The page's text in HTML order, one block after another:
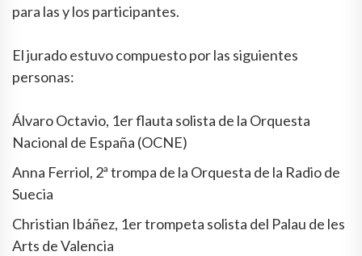
para las y los participantes.
El jurado estuvo compuesto por las siguientes
personas:
Álvaro Octavio, 1er flauta solista de la Orquesta
Nacional de España (OCNE)
Anna Ferriol, 2ª trompa de la Orquesta de la Radio de
Suecia
Christian Ibáñez, 1er trompeta solista del Palau de les
Arts de Valencia